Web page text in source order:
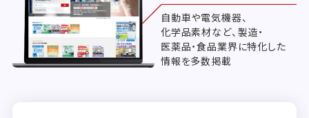
自動車や電気機器、
化学品素材など、製造・
医薬品・食品業界に特化した
情報を多数掲載